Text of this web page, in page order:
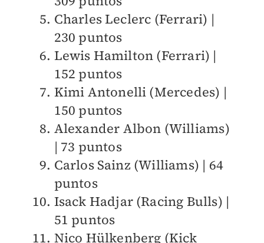
Charles Leclerc (Ferrari) |
230 puntos
Lewis Hamilton (Ferrari) |
152 puntos
Kimi Antonelli (Mercedes) |
150 puntos
Alexander Albon (Williams)
| 73 puntos
Carlos Sainz (Williams) | 64
puntos
Isack Hadjar (Racing Bulls) |
51 puntos
Nico Hülkenberg (Kick